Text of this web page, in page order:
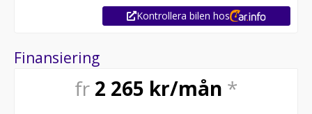
Kontrollera bilen hos
Finansiering
fr 2 265 kr/mån *